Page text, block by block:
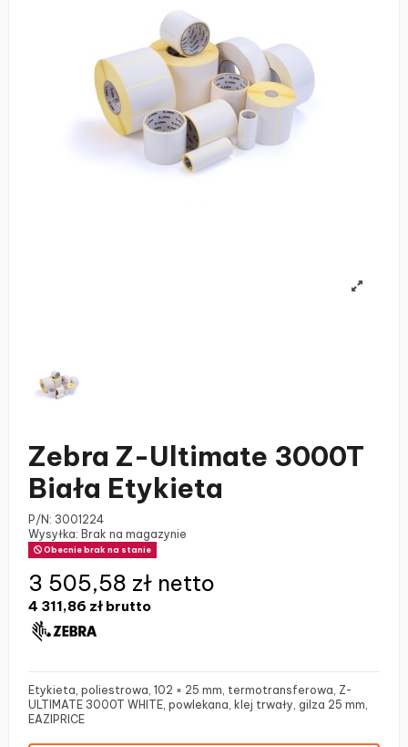
Zebra Z-Ultimate 3000T
Biała Etykieta
P/N: 3001224
Wysyłka: Brak na magazynie
Obecnie brak na stanie
4 311,86 zł brutto
3 505,58 zł netto
Etykieta, poliestrowa, 102 × 25 mm, termotransferowa, Z-
ULTIMATE 3000T WHITE, powlekana, klej trwały, gilza 25 mm,
EAZIPRICE